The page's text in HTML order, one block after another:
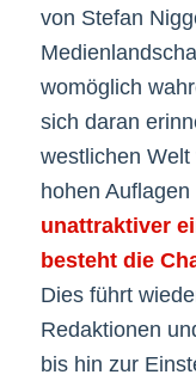
von Stefan
womöglich
sich daran
westlichen
hohen
unattraktiver
besteht die
Dies führt
Redaktionen
bis hin zur